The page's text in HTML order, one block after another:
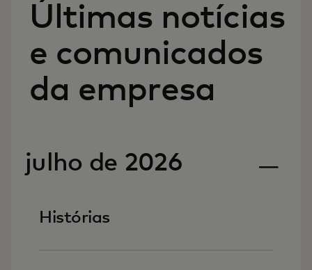
Últimas notícias
e comunicados
da empresa
julho de 2026
Histórias